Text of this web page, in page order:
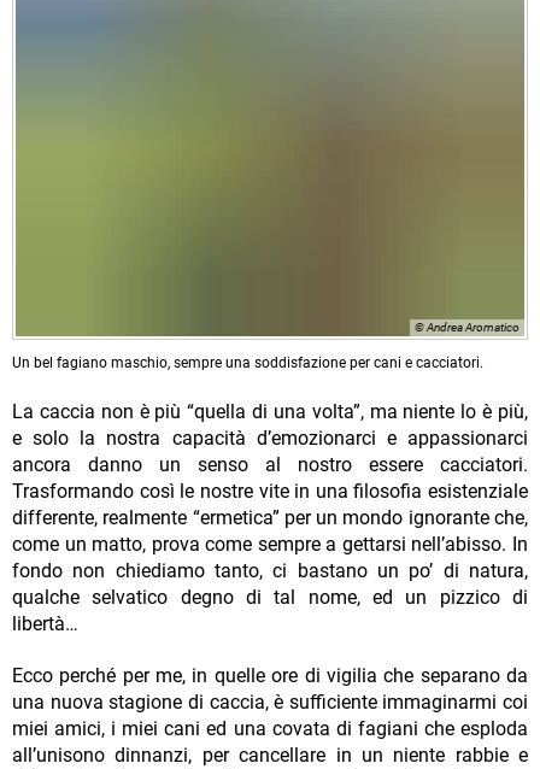
© Andrea Aromatico
Un bel fagiano maschio, sempre una soddisfazione per cani e cacciatori.
La caccia non è più “quella di una volta”, ma niente lo è più,
e solo la nostra capacità d’emozionarci e appassionarci
ancora danno un senso al nostro essere cacciatori.
Trasformando così le nostre vite in una filosofia esistenziale
differente, realmente “ermetica” per un mondo ignorante che,
come un matto, prova come sempre a gettarsi nell’abisso. In
fondo non chiediamo tanto, ci bastano un po’ di natura,
qualche selvatico degno di tal nome, ed un pizzico di
libertà…
Ecco perché per me, in quelle ore di vigilia che separano da
una nuova stagione di caccia, è sufficiente immaginarmi coi
miei amici, i miei cani ed una covata di fagiani che esploda
all’unisono dinnanzi, per cancellare in un niente rabbie e